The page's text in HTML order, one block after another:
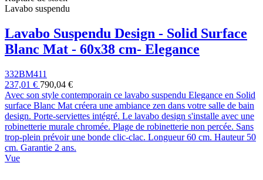
Lavabo suspendu
Lavabo Suspendu Design - Solid Surface
Blanc Mat - 60x38 cm- Elegance
332BM411
237,01 € 790,04 €
Avec son style contemporain ce lavabo suspendu Elegance en Solid
surface Blanc Mat créera une ambiance zen dans votre salle de bain
design. Porte-serviettes intégré. Le lavabo design s'installe avec une
robinetterie murale chromée. Plage de robinetterie non percée. Sans
trop-plein prévoir une bonde clic-clac. Longueur 60 cm. Hauteur 50
cm. Garantie 2 ans.
Vue